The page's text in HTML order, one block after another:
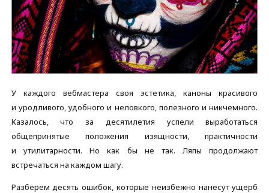
У каждого вебмастера своя эстетика, каноны красивого
и уродливого, удобного и неловкого, полезного и никчемного.
Казалось, что за десятилетия успели выработаться
общепринятые положения изящности, практичности
и утилитарности. Но как бы не так. Ляпы продолжают
встречаться на каждом шагу.
Разберем десять ошибок, которые неизбежно нанесут ущерб